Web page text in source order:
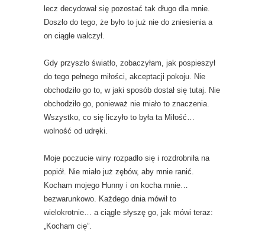
lecz decydował się pozostać tak długo dla mnie.
Doszło do tego, że było to już nie do zniesienia a
on ciągle walczył.
Gdy przyszło światło, zobaczyłam, jak pospieszył
do tego pełnego miłości, akceptacji pokoju. Nie
obchodziło go to, w jaki sposób dostał się tutaj. Nie
obchodziło go, ponieważ nie miało to znaczenia.
Wszystko, co się liczyło to była ta Miłość…
wolność od udręki.
Moje poczucie winy rozpadło się i rozdrobniła na
popiół. Nie miało już zębów, aby mnie ranić.
Kocham mojego Hunny i on kocha mnie…
bezwarunkowo. Każdego dnia mówił to
wielokrotnie… a ciągle słyszę go, jak mówi teraz:
„Kocham cię”.